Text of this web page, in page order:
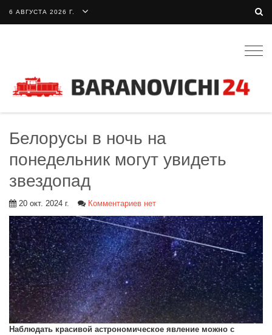
6 АВГУСТА 2026 Г.
Белорусы в ночь на
понедельник могут увидеть
звездопад
20 окт. 2024 г. Комментариев нет
Наблюдать красивой астрономическое явление можно с